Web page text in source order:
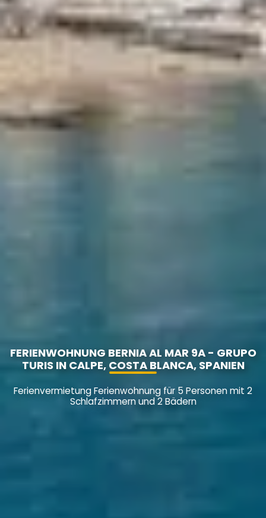
FERIENWOHNUNG BERNIA AL MAR 9A - GRUPO
TURIS IN CALPE, COSTA BLANCA, SPANIEN
Ferienvermietung Ferienwohnung für 5 Personen mit 2
Schlafzimmern und 2 Bädern